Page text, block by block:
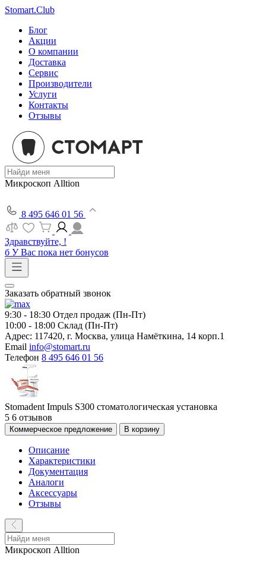
Stomart.Club
Блог
Акции
О компании
Доставка
Сервис
Производители
Услуги
Контакты
Отзывы
Микроскоп Alltion
8 495 646 01 56
Здравствуйте, !
б У Вас пока нет бонусов
Заказать обратный звонок
9:30 - 18:30 Отдел продаж (Пн-Пт)
10:00 - 18:00 Склад (Пн-Пт)
Адрес: 117420, г. Москва, улица Намёткина, 14 корп.1
Email info@stomart.ru
Телефон 8 495 646 01 56
Stomadent Impuls S300 стоматологическая установка
5 6 отзывов
Коммерческое предложение В корзину
Описание
Характеристики
Документация
Аналоги
Аксессуары
Отзывы
Микроскоп Alltion